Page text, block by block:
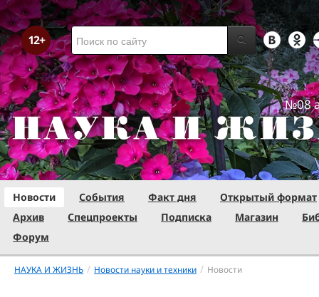
№08
Новости События Факт дня
Открытый формат
Архив
Спецпроекты Подписка Магазин
Форум
НАУКА И ЖИЗНЬ / Новости науки и техники / Новости